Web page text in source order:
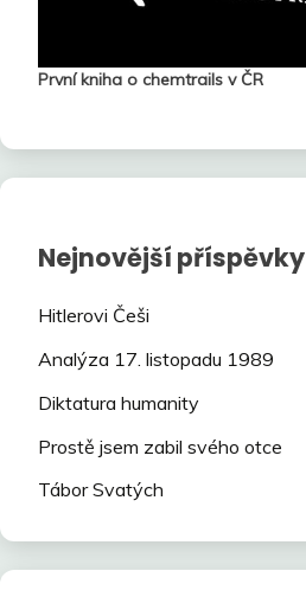
První kniha o chemtrails v ČR
Nejnovější příspěvky
Hitlerovi Češi
Analýza 17. listopadu 1989
Diktatura humanity
Prostě jsem zabil svého otce
Tábor Svatých